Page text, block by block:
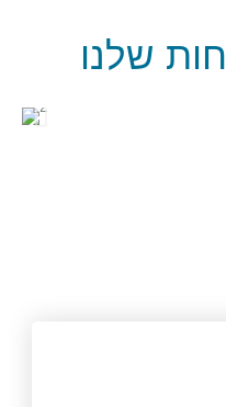
שלנו